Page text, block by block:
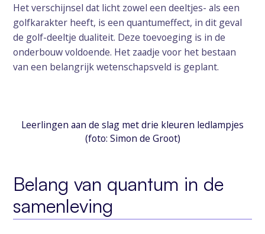
Het verschijnsel dat licht zowel een deeltjes- als een
golfkarakter heeft, is een quantumeffect, in dit geval
de golf-deeltje dualiteit. Deze toevoeging is in de
onderbouw voldoende. Het zaadje voor het bestaan
van een belangrijk wetenschapsveld is geplant.
Leerlingen aan de slag met drie kleuren ledlampjes
(foto: Simon de Groot)
Belang van quantum in de
samenleving